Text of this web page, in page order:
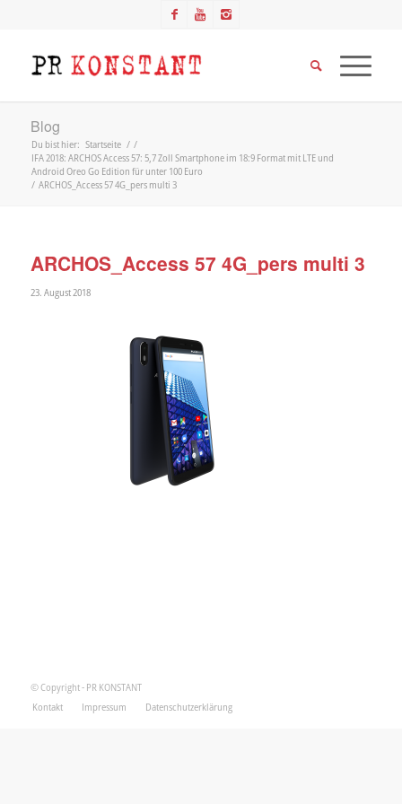
Blog
Du bist hier: Startseite / /
IFA 2018: ARCHOS Access 57: 5,7 Zoll Smartphone im 18:9 Format mit LTE und
Android Oreo Go Edition für unter 100 Euro
/ ARCHOS_Access 57 4G_pers multi 3
ARCHOS_Access 57 4G_pers multi 3
23. August 2018
© Copyright - PR KONSTANT
Kontakt
Impressum Datenschutzerklärung